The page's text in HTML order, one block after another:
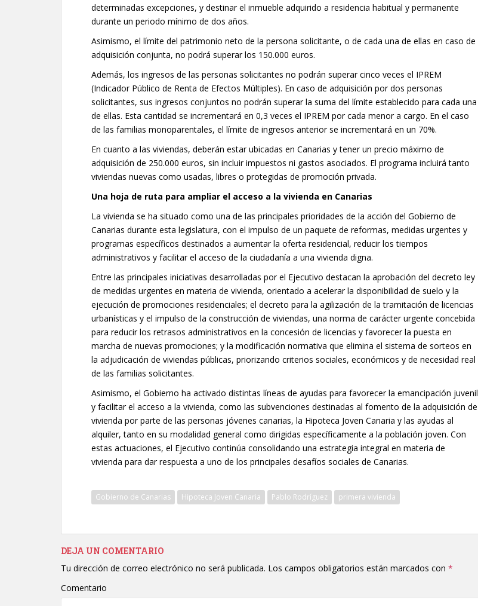
determinadas excepciones, y destinar el inmueble adquirido a residencia habitual y permanente
durante un periodo mínimo de dos años.
Asimismo, el límite del patrimonio neto de la persona solicitante, o de cada una de ellas en caso de
adquisición conjunta, no podrá superar los 150.000 euros.
Además, los ingresos de las personas solicitantes no podrán superar cinco veces el IPREM
(Indicador Público de Renta de Efectos Múltiples). En caso de adquisición por dos personas
solicitantes, sus ingresos conjuntos no podrán superar la suma del límite establecido para cada una
de ellas. Esta cantidad se incrementará en 0,3 veces el IPREM por cada menor a cargo. En el caso
de las familias monoparentales, el límite de ingresos anterior se incrementará en un 70%.
En cuanto a las viviendas, deberán estar ubicadas en Canarias y tener un precio máximo de
adquisición de 250.000 euros, sin incluir impuestos ni gastos asociados. El programa incluirá tanto
viviendas nuevas como usadas, libres o protegidas de promoción privada.
Una hoja de ruta para ampliar el acceso a la vivienda en Canarias
La vivienda se ha situado como una de las principales prioridades de la acción del Gobierno de
Canarias durante esta legislatura, con el impulso de un paquete de reformas, medidas urgentes y
programas específicos destinados a aumentar la oferta residencial, reducir los tiempos
administrativos y facilitar el acceso de la ciudadanía a una vivienda digna.
Entre las principales iniciativas desarrolladas por el Ejecutivo destacan la aprobación del decreto ley
de medidas urgentes en materia de vivienda, orientado a acelerar la disponibilidad de suelo y la
ejecución de promociones residenciales; el decreto para la agilización de la tramitación de licencias
urbanísticas y el impulso de la construcción de viviendas, una norma de carácter urgente concebida
para reducir los retrasos administrativos en la concesión de licencias y favorecer la puesta en
marcha de nuevas promociones; y la modificación normativa que elimina el sistema de sorteos en
la adjudicación de viviendas públicas, priorizando criterios sociales, económicos y de necesidad real
de las familias solicitantes.
Asimismo, el Gobierno ha activado distintas líneas de ayudas para favorecer la emancipación juvenil
y facilitar el acceso a la vivienda, como las subvenciones destinadas al fomento de la adquisición de
vivienda por parte de las personas jóvenes canarias, la Hipoteca Joven Canaria y las ayudas al
alquiler, tanto en su modalidad general como dirigidas específicamente a la población joven. Con
estas actuaciones, el Ejecutivo continúa consolidando una estrategia integral en materia de
vivienda para dar respuesta a uno de los principales desafíos sociales de Canarias.
Gobierno de Canarias Hipoteca Joven Canaria Pablo Rodríguez primera vivienda
DEJA UN COMENTARIO
Tu dirección de correo electrónico no será publicada. Los campos obligatorios están marcados con *
Comentario